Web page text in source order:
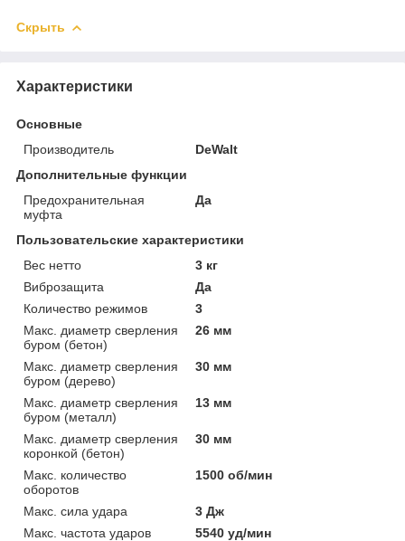
Скрыть
Характеристики
Основные
Производитель
DeWalt
Дополнительные функции
Предохранительная
муфта
Да
Пользовательские характеристики
Вес нетто
3 кг
Виброзащита
Да
Количество режимов
3
Макс. диаметр сверления
буром (бетон)
26 мм
Макс. диаметр сверления
буром (дерево)
30 мм
Макс. диаметр сверления
буром (металл)
13 мм
Макс. диаметр сверления
коронкой (бетон)
30 мм
Макс. количество
оборотов
1500 об/мин
Макс. сила удара
3 Дж
Макс. частота ударов
5540 уд/мин